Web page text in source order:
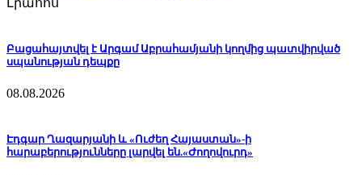
Բացահայտվել է Արգամ Աբրահամյանի կողմից պատվիրված
սպանության դեպքը
08.08.2026
Էդգար Ղազարյանի և «Ուժեղ Հայաստան»-ի
հարաբերությունները լարվել են.«Ժողովուրդ»